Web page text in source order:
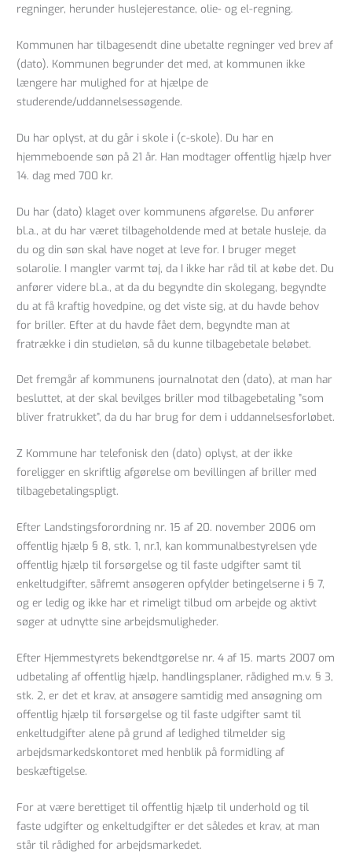
regninger, herunder huslejerestance, olie- og el-regning.
Kommunen har tilbagesendt dine ubetalte regninger ved brev af
(dato). Kommunen begrunder det med, at kommunen ikke
længere har mulighed for at hjælpe de
studerende/uddannelsessøgende.
Du har oplyst, at du går i skole i (c-skole). Du har en
hjemmeboende søn på 21 år. Han modtager offentlig hjælp hver
14. dag med 700 kr.
Du har (dato) klaget over kommunens afgørelse. Du anfører
bl.a., at du har været tilbageholdende med at betale husleje, da
du og din søn skal have noget at leve for. I bruger meget
solarolie. I mangler varmt tøj, da I ikke har råd til at købe det. Du
anfører videre bl.a., at da du begyndte din skolegang, begyndte
du at få kraftig hovedpine, og det viste sig, at du havde behov
for briller. Efter at du havde fået dem, begyndte man at
fratrække i din studieløn, så du kunne tilbagebetale beløbet.
Det fremgår af kommunens journalnotat den (dato), at man har
besluttet, at der skal bevilges briller mod tilbagebetaling ”som
bliver fratrukket”, da du har brug for dem i uddannelsesforløbet.
Z Kommune har telefonisk den (dato) oplyst, at der ikke
foreligger en skriftlig afgørelse om bevillingen af briller med
tilbagebetalingspligt.
Efter Landstingsforordning nr. 15 af 20. november 2006 om
offentlig hjælp § 8, stk. 1, nr.1, kan kommunalbestyrelsen yde
offentlig hjælp til forsørgelse og til faste udgifter samt til
enkeltudgifter, såfremt ansøgeren opfylder betingelserne i § 7,
og er ledig og ikke har et rimeligt tilbud om arbejde og aktivt
søger at udnytte sine arbejdsmuligheder.
Efter Hjemmestyrets bekendtgørelse nr. 4 af 15. marts 2007 om
udbetaling af offentlig hjælp, handlingsplaner, rådighed m.v. § 3,
stk. 2, er det et krav, at ansøgere samtidig med ansøgning om
offentlig hjælp til forsørgelse og til faste udgifter samt til
enkeltudgifter alene på grund af ledighed tilmelder sig
arbejdsmarkedskontoret med henblik på formidling af
beskæftigelse.
For at være berettiget til offentlig hjælp til underhold og til
faste udgifter og enkeltudgifter er det således et krav, at man
står til rådighed for arbejdsmarkedet.